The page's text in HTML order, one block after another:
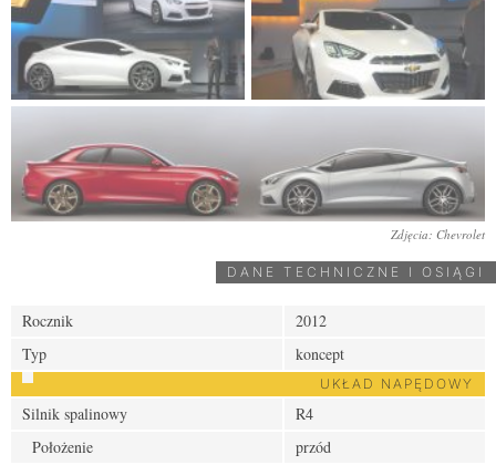
Zdjęcia: Chevrolet
DANE TECHNICZNE I OSIĄGI
Rocznik
2012
Typ
koncept
UKŁAD NAPĘDOWY
Silnik spalinowy
R4
Położenie
przód